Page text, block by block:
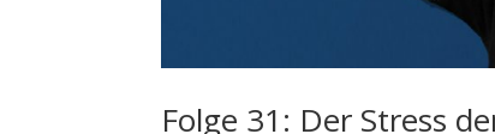
Folge 31: Der Stress